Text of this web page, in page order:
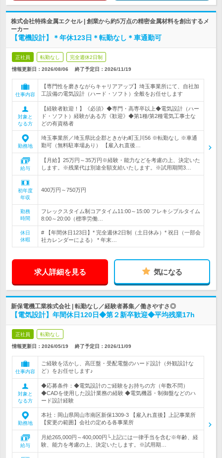
株式会社特殊金属エクセル | 創業から約5万点の精密金属材料を創出するメ
ーカー
【電機設計】＊年休123日＊転勤なし＊車通勤可
正社員 転勤なし 完全週休2日制
情報更新日：2026/08/06 終了予定日： 2026/11/19
仕事内容
【専門性を磨きながらキャリアアップ】埼玉事業所にて、自社加
工設備の電気設計（ハード・ソフト）全般をお任せします
対象と
なる方
【経験者歓迎！】《必須》◆専門・高専卒以上◆電気設計（ハー
ド・ソフト）経験がある方《歓迎》◆第1種/第2種電気工事士な
どの有資格者
勤務地
埼玉事業所／埼玉県比企郡ときがわ町玉川56 ※転勤なし ※車通
勤可（無料駐車場あり） 【雇入れ直後…
給与
【月給】25万円～35万円※経験・能力などを考慮の上、決定いた
します。※残業代は別途全額支給いたします。※試用期間3…
初年度
年収
400万円～750万円
勤務
時間
フレックスタイム制コアタイム11:00～15:00 フレキシブルタイム
8:00～20:00（標準労働…
休日
休暇
# 【年間休日123日】* 完全週休2日制（土日休み）* 祝日（一部会
社カレンダーによる） * 年末…
求人詳細を見る 気になる
新保電機工業株式会社 | 転勤なし／経験者募集／働きやすさ◎
【電気設計】年間休日120日◆第２新卒歓迎◆平均残業17h
正社員 転勤なし
情報更新日：2026/05/19 終了予定日： 2026/11/09
仕事内容
ご経験を活かし、高圧盤・受配電盤のハード設計（外観設計な
ど）をお任せします♪
対象と
なる方
◆応募条件：◆電気設計のご経験をお持ちの方（年数不問）
◆CADを使用した設計業務の経験 ◆電気機器・制御盤などのハ
ード設計経験
勤務地
本社：岡山県岡山市南区新保1309-3 【雇入れ直後】上記事業所
【変更の範囲】会社の定める各事業所
給与
月給265,000円～400,000円└上記には一律手当を含む※年齢、経
験、能力を考慮の上、決定いたします。※試用期…